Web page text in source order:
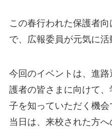
この春行われた保護者
で、広報委員が元気に活
今回のイベントは、進
護者の皆さまに向けて
子を知っていただく機会
当日は、来校された方